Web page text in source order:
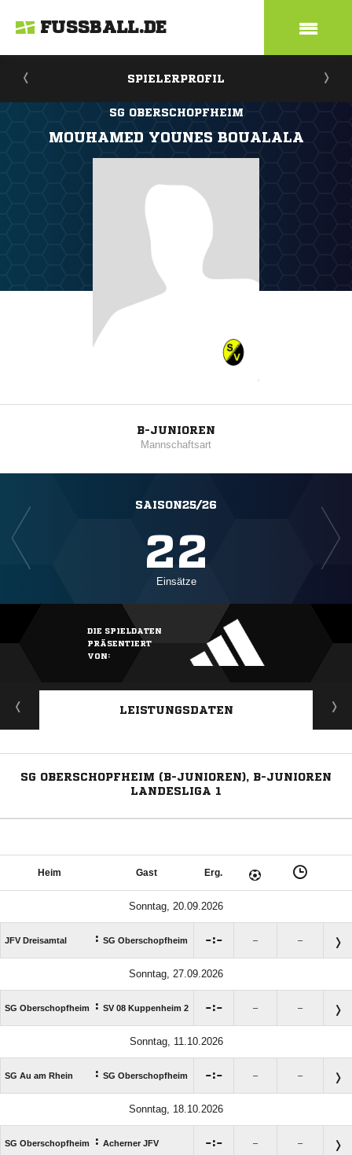
FUSSBALL.DE
SPIELERPROFIL
SG OBERSCHOPFHEIM
MOUHAMED YOUNES BOUALALA
B-JUNIOREN
Mannschaftsart
SAISON25/26
22
Einsätze
DIE SPIELDATEN
PRÄSENTIERT
VON:
LEISTUNGSDATEN
SG OBERSCHOPFHEIM (B-JUNIOREN), B-JUNIOREN
LANDESLIGA 1
Heim Gast Erg.
Sonntag, 20.09.2026
JFV Dreisamtal : SG Oberschopfheim : – –
Sonntag, 27.09.2026
SG Oberschopfheim : SV 08 Kuppenheim 2 : – –
Sonntag, 11.10.2026
SG Au am Rhein : SG Oberschopfheim : – –
Sonntag, 18.10.2026
SG Oberschopfheim : Acherner JFV : – –